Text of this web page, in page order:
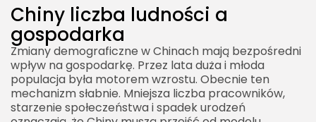
Chiny liczba ludności a
gospodarka
Zmiany demograficzne w Chinach mają bezpośredni
wpływ na gospodarkę. Przez lata duża i młoda
populacja była motorem wzrostu. Obecnie ten
mechanizm słabnie. Mniejsza liczba pracowników,
starzenie społeczeństwa i spadek urodzeń